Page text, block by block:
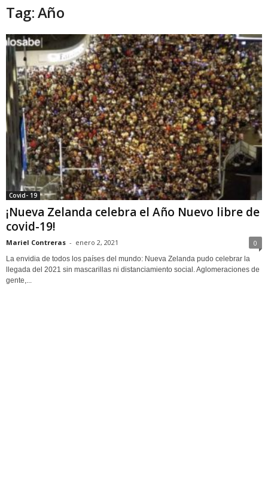
Tag: Año
Covid- 19
¡Nueva Zelanda celebra el Año Nuevo libre de
covid-19!
Mariel Contreras - enero 2, 2021 0
La envidia de todos los países del mundo: Nueva Zelanda pudo celebrar la
llegada del 2021 sin mascarillas ni distanciamiento social. Aglomeraciones de
gente,...